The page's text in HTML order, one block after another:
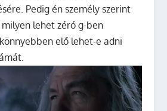
Pedig én személy szerint
lehet zéró g-ben
elő lehet-e adni